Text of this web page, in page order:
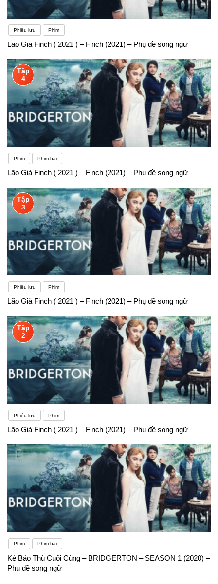
Phiêu lưu Phim
Lão Già Finch ( 2021 ) – Finch (2021) – Phụ đề song ngữ
Tập
4
Phim Phim hài
Lão Già Finch ( 2021 ) – Finch (2021) – Phụ đề song ngữ
Tập
3
Phiêu lưu Phim
Lão Già Finch ( 2021 ) – Finch (2021) – Phụ đề song ngữ
Tập
2
Phiêu lưu Phim
Lão Già Finch ( 2021 ) – Finch (2021) – Phụ đề song ngữ
Phim Phim hài
Kẻ Báo Thù Cuối Cùng – BRIDGERTON – SEASON 1 (2020) –
Phụ đề song ngữ